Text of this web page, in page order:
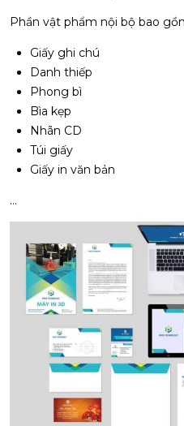
Phần vật phẩm nội bộ bao
Giấy ghi chú
Danh thiếp
Phong bì
Bìa kẹp
Nhãn CD
Túi giấy
Giấy in văn bản
…